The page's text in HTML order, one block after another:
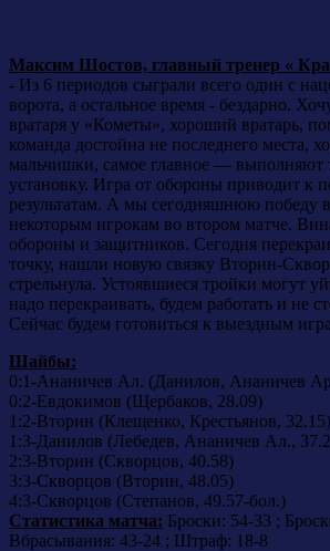
Максим Шостов, главный тренер «
- Из 6 периодов сыграли всего один с
ворота, а остальное время - бездарно.
вратаря у «Кометы», хороший вратарь,
команда достойна не последнего места,
мальчишки, самое главное — выполняют
установку. Игра от обороны приводит к
результатам. А мы сегодняшнюю победу
некоторым игрокам во втором матче.
обороны и защитников. Сегодня
точку, нашли новую связку Вторин-
стрельнула. Устоявшиеся тройки могут
надо перекраивать, будем работать и не
Сейчас будем готовиться к выездным
Шайбы:
0:1-Ананичев Ал. (Данилов, Ананичев
0:2-Евдокимов (Щербаков, 28.09)
1:2-Вторин (Клещенко, Крестьянов, 32.15)
1:3-Данилов (Лебедев, Ананичев Ал.,
2:3-Вторин (Скворцов, 40.58)
3:3-Скворцов (Вторин, 48.05)
4:3-Скворцов (Степанов, 49.57-бол.)
Статистика матча: Броски: 54-33 ;
Вбрасывания: 43-24 ; Штраф: 18-8